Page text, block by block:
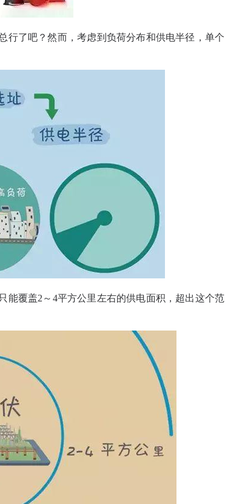
行了吧？然而，考虑到 负荷分布和供电半径， 单个
能覆盖2～4平方公里左右的供电面积， 超出这个范